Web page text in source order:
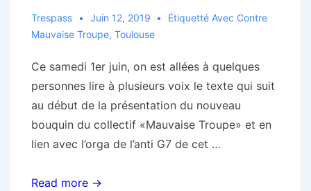
zad
Trespass Juin 12, 2019 Étiquetté Avec Contre
Mauvaise Troupe, Toulouse
Ce samedi 1er juin, on est allées à quelques
personnes lire à plusieurs voix le texte qui suit
au début de la présentation du nouveau
bouquin du collectif «Mauvaise Troupe» et en
lien avec l’orga de l’anti G7 de cet …
Toulouse:
Read more →